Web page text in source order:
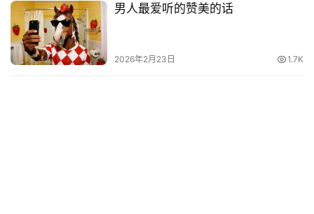
男人最爱听的赞美的话
2026年2月23日 1.7K